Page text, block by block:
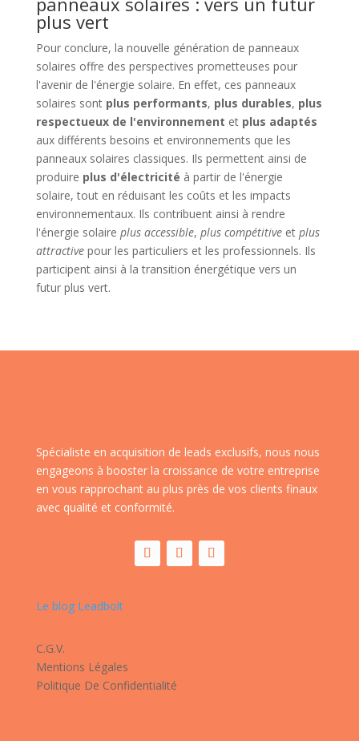
plus vert
Pour conclure, la nouvelle génération de panneaux
solaires offre des perspectives prometteuses pour
l'avenir de l'énergie solaire. En effet, ces panneaux
solaires sont plus performants, plus durables, plus
respectueux de l'environnement et plus adaptés
aux différents besoins et environnements que les
panneaux solaires classiques. Ils permettent ainsi de
produire plus d'électricité à partir de l'énergie
solaire, tout en réduisant les coûts et les impacts
environnementaux. Ils contribuent ainsi à rendre
l'énergie solaire plus accessible, plus compétitiveet plus
attractivepour les particuliers et les professionnels. Ils
participent ainsi à la transition énergétique vers un
futur plus vert.
Spécialiste en acquisition de leads exclusifs, nous nous
engageons à booster la croissance de votre entreprise
en vous rapprochant au plus près de vos clients finaux
avec qualité et conformité.
Le blog Leadbolt
C.G.V.
Mentions Légales
Politique De Confidentialité